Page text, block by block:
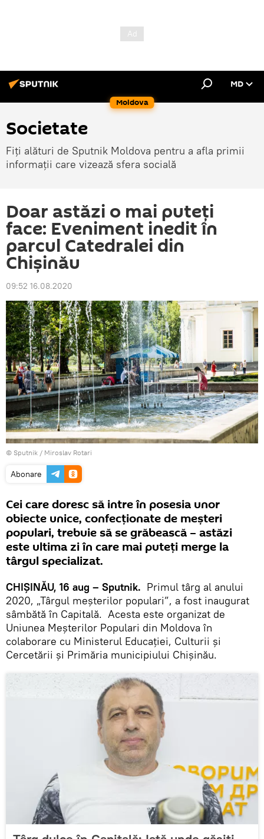
Moldova
MD
Societate
Fiți alături de Sputnik Moldova pentru a afla primii
informații care vizează sfera socială
Doar astăzi o mai puteți
face: Eveniment inedit în
parcul Catedralei din
Chișinău
09:52 16.08.2020
© Sputnik / Miroslav Rotari
Abonare
Cei care doresc să intre în posesia unor
obiecte unice, confecționate de meșteri
populari, trebuie să se grăbească – astăzi
este ultima zi în care mai puteți merge la
târgul specializat.
CHIȘINĂU, 16 aug – Sputnik. Primul târg al anului
2020, „Târgul meșterilor populari”, a fost inaugurat
sâmbătă în Capitală. Acesta este organizat de
Uniunea Meșterilor Populari din Moldova în
colaborare cu Ministerul Educației, Culturii și
Cercetării și Primăria municipiului Chișinău.